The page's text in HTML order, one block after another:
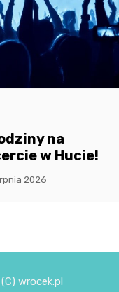
na
w Hucie!
2026
wrocek.pl